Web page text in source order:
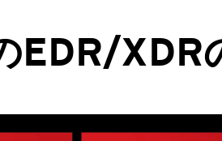
EDR/XDR